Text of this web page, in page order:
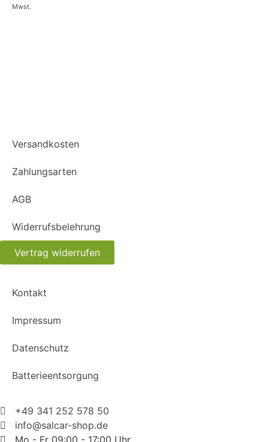
Mwst.
Versandkosten
Zahlungsarten
AGB
Widerrufsbelehrung
Vertrag widerrufen
Kontakt
Impressum
Datenschutz
Batterieentsorgung
+49 341 252 578 50
info@salcar-shop.de
Mo - Fr 09:00 - 17:00 Uhr